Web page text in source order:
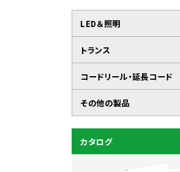
LED＆照明
トランス
コードリール・延長コード
その他の製品
カタログ